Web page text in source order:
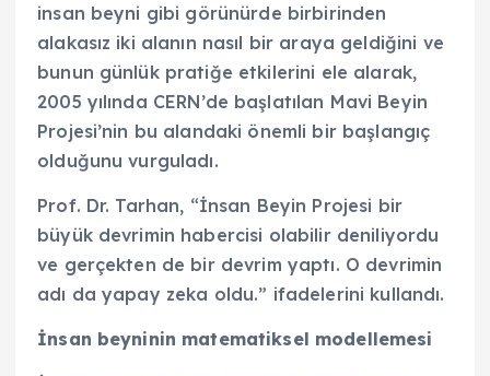
insan beyni gibi görünürde birbirinden
alakasız iki alanın nasıl bir araya geldiğini ve
bunun günlük pratiğe etkilerini ele alarak,
2005 yılında CERN’de başlatılan Mavi Beyin
Projesi’nin bu alandaki önemli bir başlangıç
olduğunu vurguladı.
Prof. Dr. Tarhan, “İnsan Beyin Projesi bir
büyük devrimin habercisi olabilir deniliyordu
ve gerçekten de bir devrim yaptı. O devrimin
adı da yapay zeka oldu.” ifadelerini kullandı.
İnsan beyninin matematiksel modellemesi